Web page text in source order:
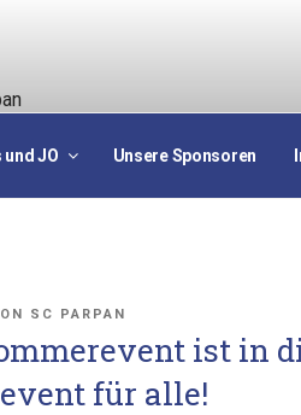
und JO Unsere Sponsoren
SC PARPAN
ist in
für alle!